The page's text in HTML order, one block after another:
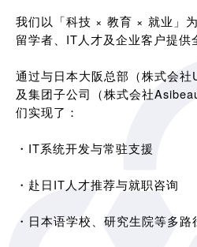
我们以「科技 × 教育 × 就业」
留学者、IT人才及企业客户提供
通过与日本大阪总部（株式会
及集团子公司（株式会社
们实现了：
・IT系统开发与常驻支援
・赴日IT人才推荐与就职咨询
・日本语学校、研究生院等多路